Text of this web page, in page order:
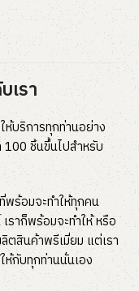
เรา
ห้บริการทุกท่านอย่าง
ชิ้นขึ้นไปสำหรับ
พร้อมจะทำให้ทุกคน
ราก็พร้อมจะทำให้ หรือ
ตสินค้าพรีเมี่ยม แต่เรา
กับทุกท่านนั่นเอง